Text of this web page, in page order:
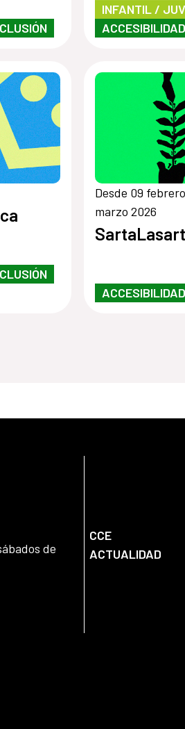
INFANTIL /
Desde 09
marzo 2026
de
CCE
ACTUALIDAD